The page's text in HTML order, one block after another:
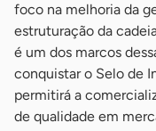
foco na melhoria da
estruturação da
é um dos marcos
conquistar o Selo de
permitirá a
de qualidade em